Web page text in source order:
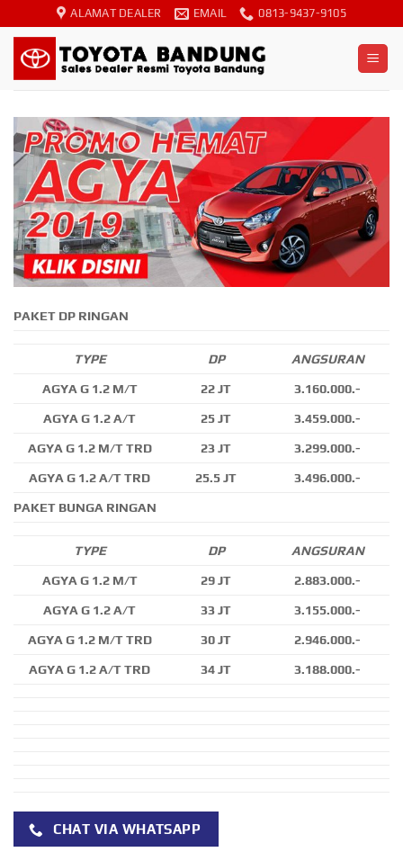
to
content
ALAMAT DEALER EMAIL 0813-9437-9105
PAKET DP RINGAN
TYPE DP ANGSURAN
AGYA G 1.2 M/T 22 JT 3.160.000.-
AGYA G 1.2 A/T 25 JT 3.459.000.-
AGYA G 1.2 M/T TRD 23 JT 3.299.000.-
AGYA G 1.2 A/T TRD 25.5 JT 3.496.000.-
PAKET BUNGA RINGAN
TYPE DP ANGSURAN
AGYA G 1.2 M/T 29 JT 2.883.000.-
AGYA G 1.2 A/T 33 JT 3.155.000.-
AGYA G 1.2 M/T TRD 30 JT 2.946.000.-
AGYA G 1.2 A/T TRD 34 JT 3.188.000.-
CHAT VIA WHATSAPP